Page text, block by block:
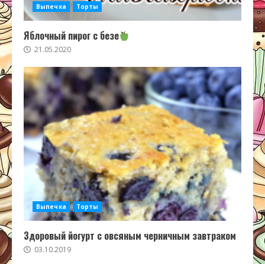
Выпечка Торты
Яблочный пирог с безе
21.05.2020
Выпечка Торты
Здоровый йогурт с овсяным черничным завтраком
03.10.2019